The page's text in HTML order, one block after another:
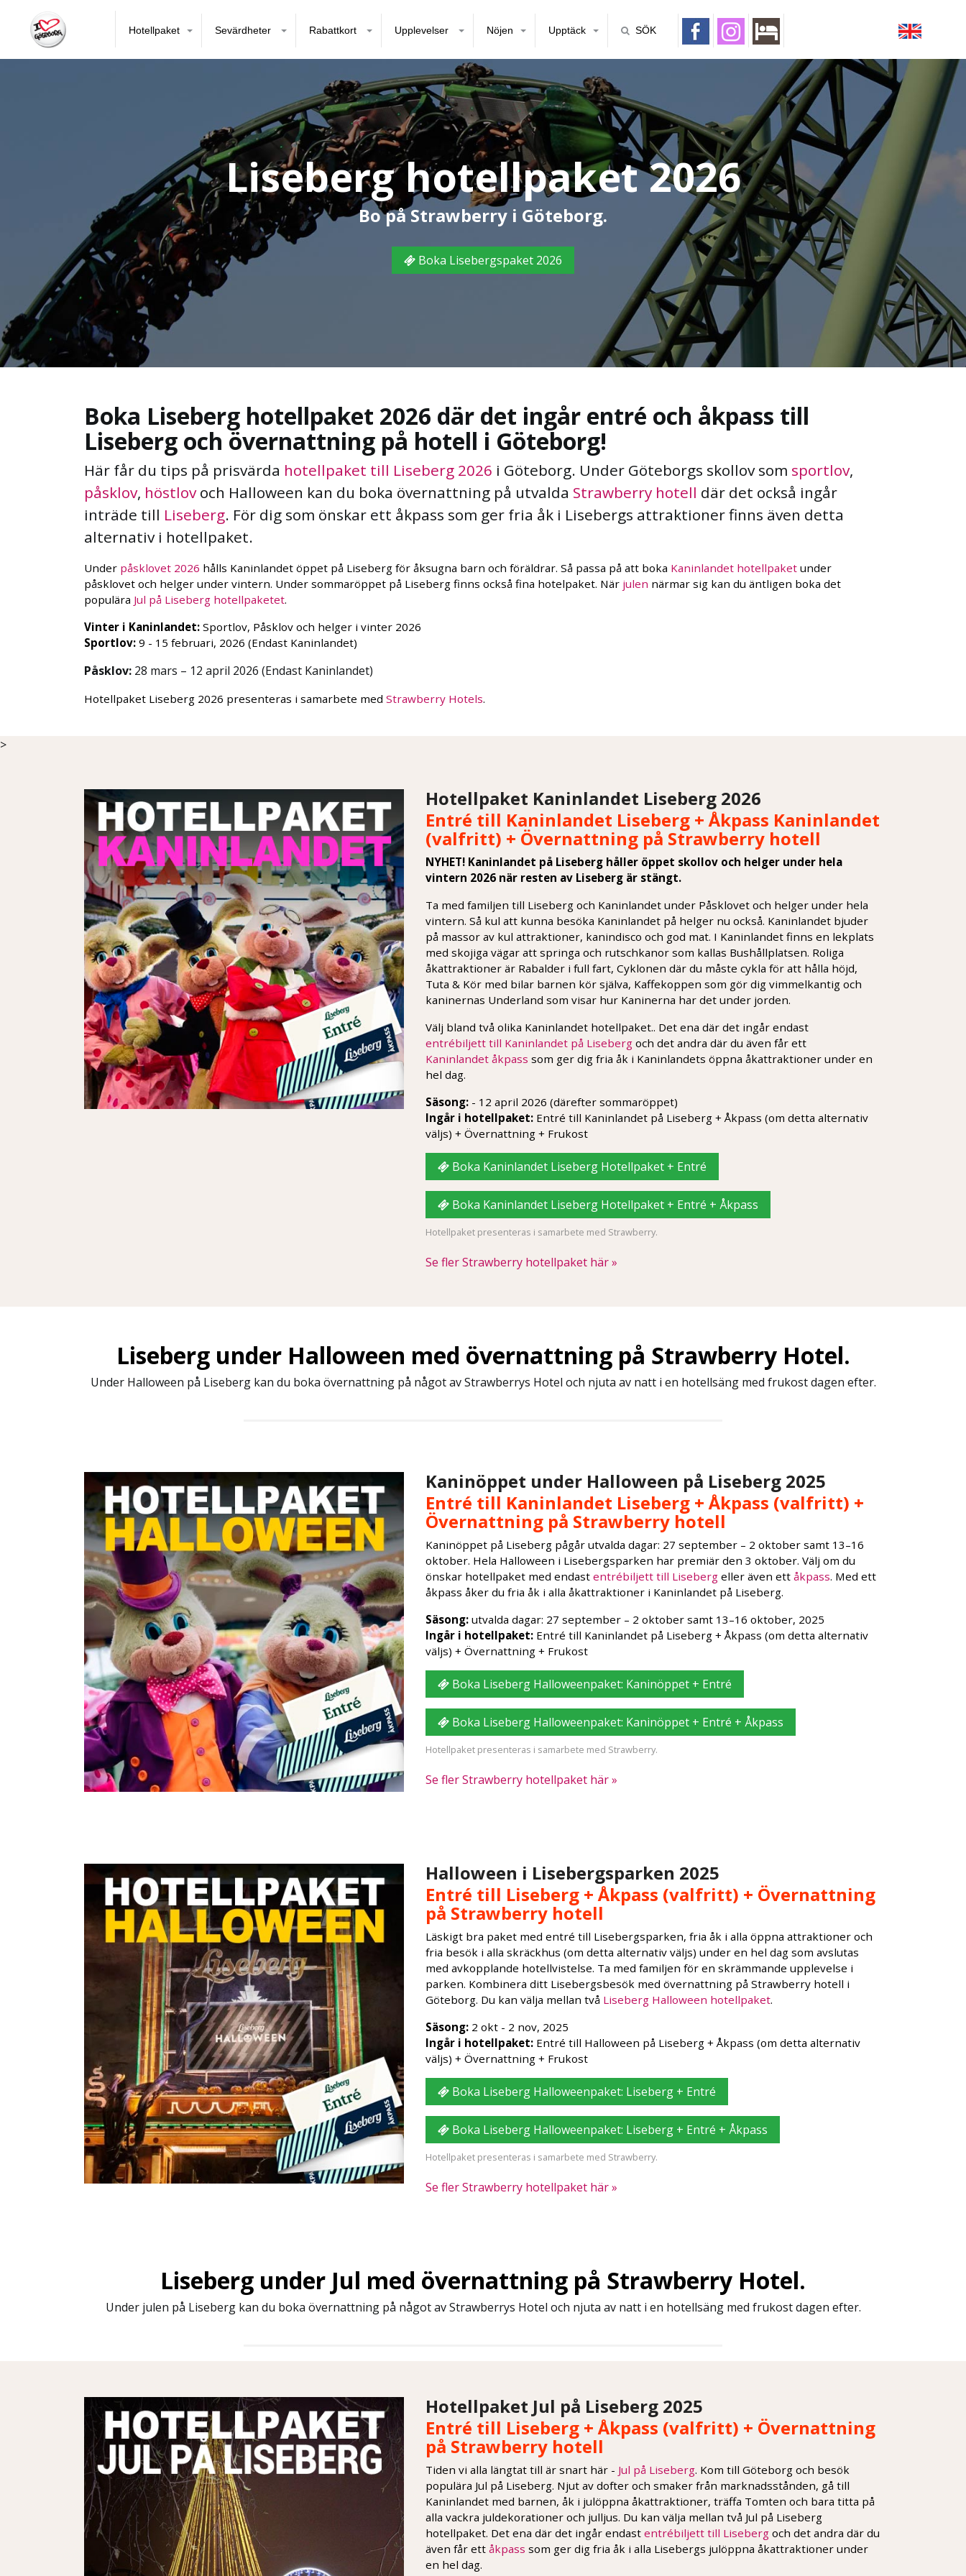
Hotellpaket Sevärdheter Rabattkort Upplevelser Nöjen Upptäck SÖK
Liseberg hotellpaket 2026
Bo på Strawberry i Göteborg.
Boka Lisebergspaket 2026
Boka Liseberg hotellpaket 2026 där det ingår entré och åkpass till
Liseberg och övernattning på hotell i Göteborg!
Här får du tips på prisvärda hotellpaket till Liseberg 2026 i Göteborg. Under Göteborgs skollov som sportlov,
påsklov, höstlovoch Halloween kan du boka övernattning på utvalda Strawberry hotell där det också ingår
inträde till Liseberg. För dig som önskar ett åkpass som ger fria åk i Lisebergs attraktioner finns även detta
alternativ i hotellpaket.
Under påsklovet 2026 hålls Kaninlandet öppet på Liseberg för åksugna barn och föräldrar. Så passa på att boka Kaninlandet hotellpaket under
påsklovet och helger under vintern. Under sommaröppet på Liseberg finns också fina hotelpaket. När julen närmar sig kan du äntligen boka det
populära Jul på Liseberg hotellpaketet.
Vinter i Kaninlandet: Sportlov, Påsklov och helger i vinter 2026
Sportlov: 9 - 15 februari, 2026 (Endast Kaninlandet)
Påsklov: 28 mars – 12 april 2026 (Endast Kaninlandet)
Hotellpaket Liseberg 2026 presenteras i samarbete med Strawberry Hotels.
>
Hotellpaket Kaninlandet Liseberg 2026
Entré till Kaninlandet Liseberg + Åkpass Kaninlandet
(valfritt) + Övernattning på Strawberry hotell
NYHET! Kaninlandet på Liseberg håller öppet skollov och helger under hela
vintern 2026 när resten av Liseberg är stängt.
Ta med familjen till Liseberg och Kaninlandet under Påsklovet och helger under hela
vintern. Så kul att kunna besöka Kaninlandet på helger nu också. Kaninlandet bjuder
på massor av kul attraktioner, kanindisco och god mat. I Kaninlandet finns en lekplats
med skojiga vägar att springa och rutschkanor som kallas Bushållplatsen. Roliga
åkattraktioner är Rabalder i full fart, Cyklonen där du måste cykla för att hålla höjd,
Tuta & Kör med bilar barnen kör själva, Kaffekoppen som gör dig vimmelkantig och
kaninernas Underland som visar hur Kaninerna har det under jorden.
Välj bland två olika Kaninlandet hotellpaket.. Det ena där det ingår endast
entrébiljett till Kaninlandet på Liseberg och det andra där du även får ett
Kaninlandet åkpass som ger dig fria åk i Kaninlandets öppna åkattraktioner under en
hel dag.
Säsong: - 12 april 2026 (därefter sommaröppet)
Ingår i hotellpaket: Entré till Kaninlandet på Liseberg + Åkpass (om detta alternativ
väljs) + Övernattning + Frukost
Boka Kaninlandet Liseberg Hotellpaket + Entré
Boka Kaninlandet Liseberg Hotellpaket + Entré + Åkpass
Hotellpaket presenteras i samarbete med Strawberry.
Se fler Strawberry hotellpaket här »
Liseberg under Halloween med övernattning på Strawberry Hotel.
Under Halloween på Liseberg kan du boka övernattning på något av Strawberrys Hotel och njuta av natt i en hotellsäng med frukost dagen efter.
Kaninöppet under Halloween på Liseberg 2025
Entré till Kaninlandet Liseberg + Åkpass (valfritt) +
Övernattning på Strawberry hotell
Kaninöppet på Liseberg pågår utvalda dagar: 27 september – 2 oktober samt 13–16
oktober. Hela Halloween i Lisebergsparken har premiär den 3 oktober. Välj om du
önskar hotellpaket med endast entrébiljett till Liseberg eller även ett åkpass. Med ett
åkpass åker du fria åk i alla åkattraktioner i Kaninlandet på Liseberg.
Säsong: utvalda dagar: 27 september – 2 oktober samt 13–16 oktober, 2025
Ingår i hotellpaket: Entré till Kaninlandet på Liseberg + Åkpass (om detta alternativ
väljs) + Övernattning + Frukost
Boka Liseberg Halloweenpaket: Kaninöppet + Entré
Boka Liseberg Halloweenpaket: Kaninöppet + Entré + Åkpass
Hotellpaket presenteras i samarbete med Strawberry.
Se fler Strawberry hotellpaket här »
Halloween i Lisebergsparken 2025
Entré till Liseberg + Åkpass (valfritt) + Övernattning
på Strawberry hotell
Läskigt bra paket med entré till Lisebergsparken, fria åk i alla öppna attraktioner och
fria besök i alla skräckhus (om detta alternativ väljs) under en hel dag som avslutas
med avkopplande hotellvistelse. Ta med familjen för en skrämmande upplevelse i
parken. Kombinera ditt Lisebergsbesök med övernattning på Strawberry hotell i
Göteborg. Du kan välja mellan två Liseberg Halloween hotellpaket.
Säsong: 2 okt - 2 nov, 2025
Ingår i hotellpaket: Entré till Halloween på Liseberg + Åkpass (om detta alternativ
väljs) + Övernattning + Frukost
Boka Liseberg Halloweenpaket: Liseberg + Entré
Boka Liseberg Halloweenpaket: Liseberg + Entré + Åkpass
Hotellpaket presenteras i samarbete med Strawberry.
Se fler Strawberry hotellpaket här »
Liseberg under Jul med övernattning på Strawberry Hotel.
Under julen på Liseberg kan du boka övernattning på något av Strawberrys Hotel och njuta av natt i en hotellsäng med frukost dagen efter.
Hotellpaket Jul på Liseberg 2025
Entré till Liseberg + Åkpass (valfritt) + Övernattning
på Strawberry hotell
Tiden vi alla längtat till är snart här - Jul på Liseberg. Kom till Göteborg och besök
populära Jul på Liseberg. Njut av dofter och smaker från marknadsstånden, gå till
Kaninlandet med barnen, åk i julöppna åkattraktioner, träffa Tomten och bara titta på
alla vackra juldekorationer och julljus. Du kan välja mellan två Jul på Liseberg
hotellpaket. Det ena där det ingår endast entrébiljett till Liseberg och det andra där du
även får ett åkpass som ger dig fria åk i alla Lisebergs julöppna åkattraktioner under
en hel dag.